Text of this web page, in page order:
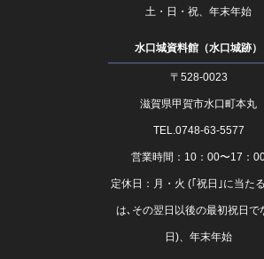
土・日・祝、年末年始
水口城資料館（水口城跡）
〒528-0023
滋賀県甲賀市水口町本丸
TEL.0748-63-5577
営業時間：10：00〜17：
定休日：月・火 (｢祝日｣に当た
は､その翌日以後の最初祝日で
日)、年末年始